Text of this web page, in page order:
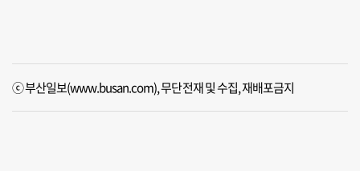
ⓒ 부산일보(www.busan.com), 무단전재 및 수집, 재배포금지